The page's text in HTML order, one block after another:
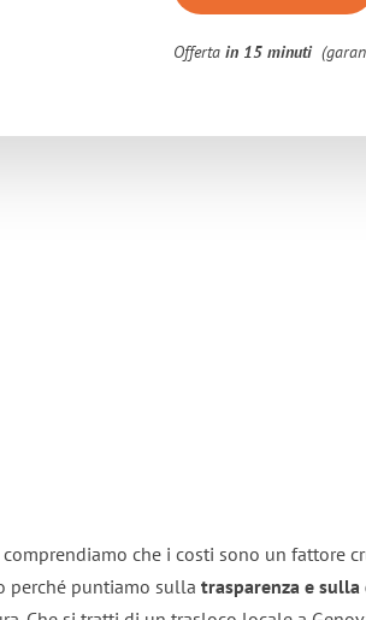
Offertain 15 minuti
che i costi sono un fattore
perché puntiamo sulla trasparenza e